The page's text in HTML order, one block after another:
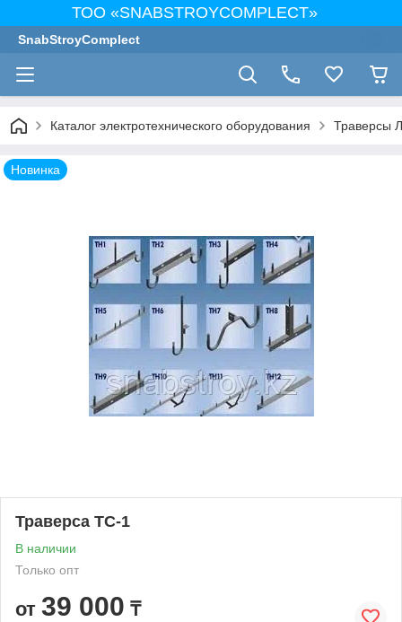
ТОО «SNABSTROYCOMPLECT»
SnabStroyComplect
Каталог электротехнического оборудования Траверсы
Новинка
Траверса ТС-1
В наличии
Только опт
от 39 000 ₸